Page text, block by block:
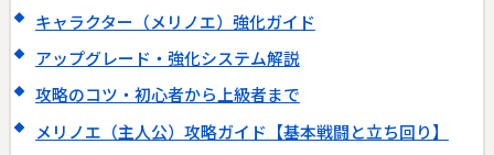
キャラクター（メリノエ）強化ガイド
アップグレード・強化システム解説
攻略のコツ・初心者から上級者まで
メリノエ（主人公）攻略ガイド【基本戦闘と立ち回り】